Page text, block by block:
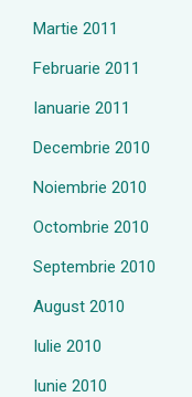
Martie 2011
Februarie 2011
Ianuarie 2011
Decembrie 2010
Noiembrie 2010
Octombrie 2010
Septembrie 2010
August 2010
Iulie 2010
Iunie 2010